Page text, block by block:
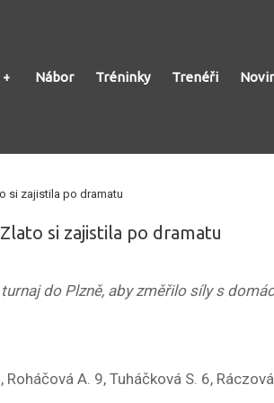
Nábor Tréninky Trenéři
si zajistila po dramatu
si zajistila po dramatu
do Plzně, aby změřilo síly s
A. 9, Tuháčková S. 6,